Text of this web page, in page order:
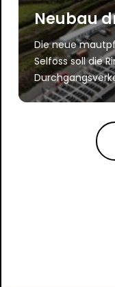
Neubau
Die neue
Selfoss soll die